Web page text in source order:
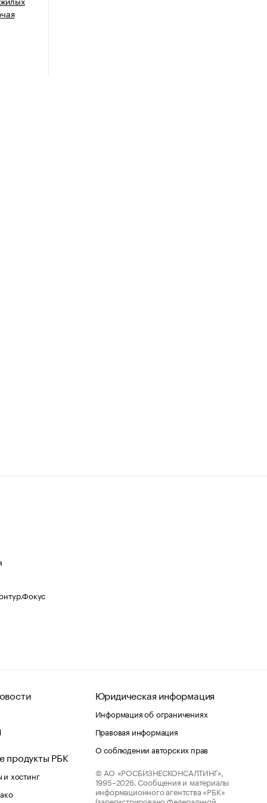
продукты РБК
хостинг
Юридическая информация
Информация об ограничениях
Правовая информация
О соблюдении авторских прав
© АО «РОСБИЗНЕСКОНСАЛТИНГ»,
1995–2026. Сообщения и материалы
информационного агентства «РБК»
(зарегистрировано Федеральной